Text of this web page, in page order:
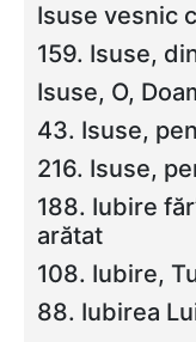
Isuse vesnic
159. Isuse,
Isuse, O,
43. Isuse,
216. Isuse,
188. Iubire
arătat
108. Iubire,
88. Iubirea